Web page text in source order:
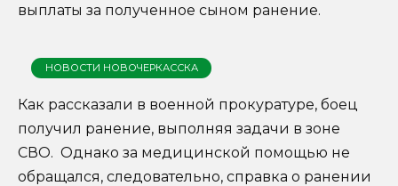
выплаты за полученное сыном ранение.
НОВОСТИ НОВОЧЕРКАССКА
Как рассказали в военной прокуратуре, боец
получил ранение, выполняя задачи в зоне
СВО. Однако за медицинской помощью не
обращался, следовательно, справка о ранении